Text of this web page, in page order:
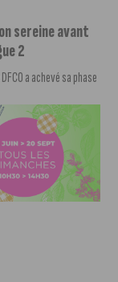
sereine avant
2
a achevé sa phase